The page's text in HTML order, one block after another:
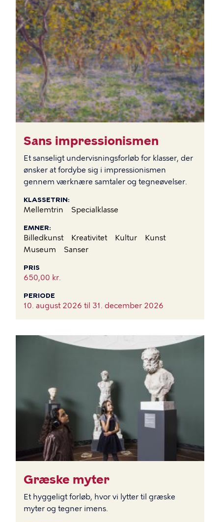
Sans impressionismen
Et sanseligt undervisningsforløb for klasser, der
ønsker at fordybe sig i impressionismen
gennem værknære samtaler og tegneøvelser.
KLASSETRIN
Mellemtrin Specialklasse
EMNER
Billedkunst Kreativitet Kultur
Kunst
Museum
Sanser
PRIS
650,00 kr.
PERIODE
10. august 2026 til 31. december 2026
Græske myter
Et hyggeligt forløb, hvor vi lytter til græske
myter og tegner imens.